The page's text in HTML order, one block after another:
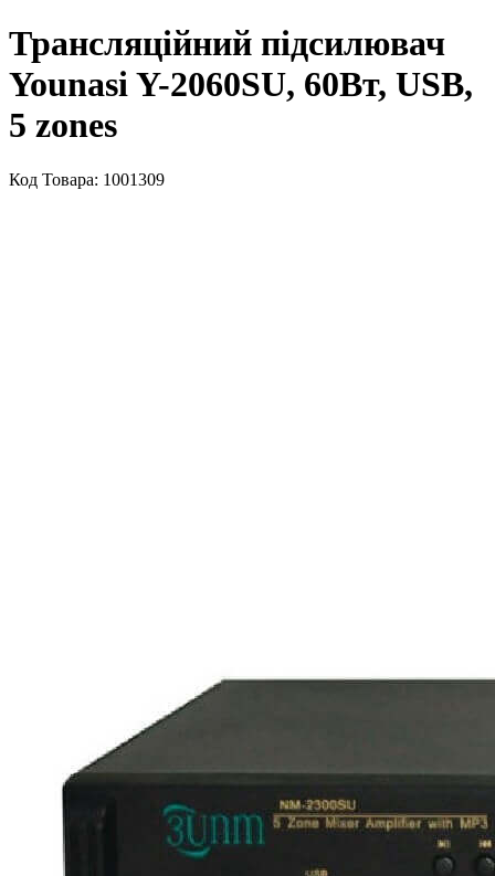
Трансляційний підсилювач
Younasi Y-2060SU, 60Вт, USB,
5 zones
Код Товара: 1001309